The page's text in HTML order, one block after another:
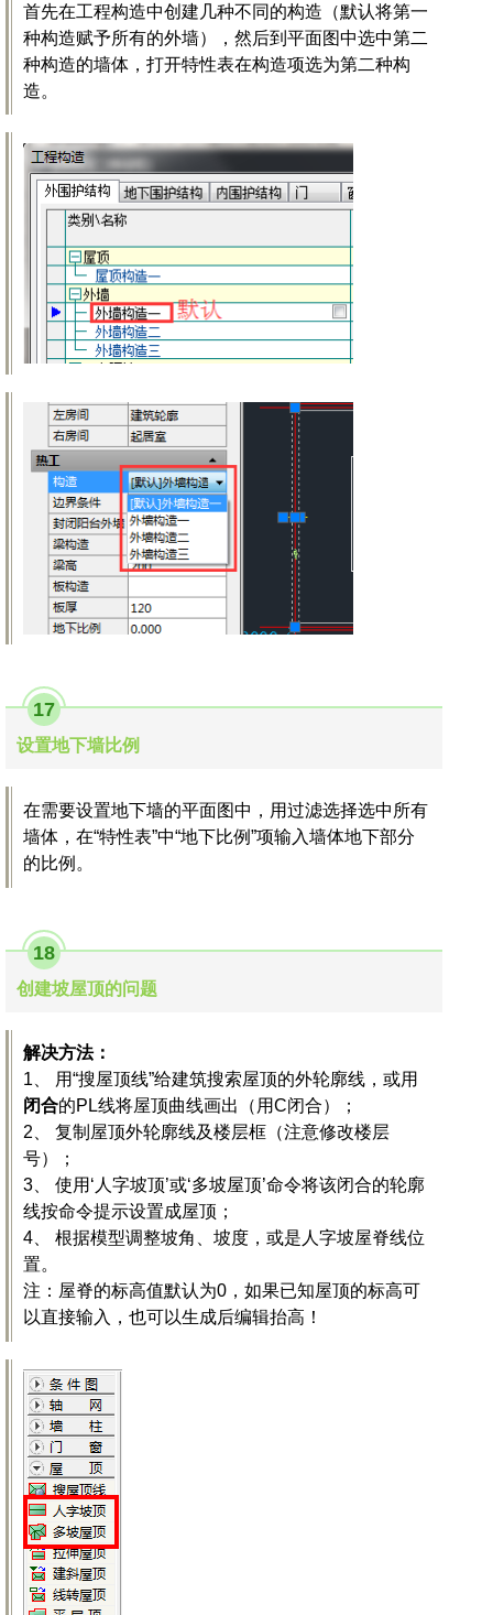
首先在工程构造中创建几种不同的构造（默认将第一
种构造赋予所有的外墙），然后到平面图中选中第二
种构造的墙体，打开特性表在构造项选为第二种构
造。
17
设置地下墙比例
在需要设置地下墙的平面图中，用过滤选择选中所有
墙体，在“特性表”中“地下比例”项输入墙体地下部分
的比例。
18
创建坡屋顶的问题
解决方法：
1、 用“搜屋顶线”给建筑搜索屋顶的外轮廓线，或用
闭合的PL线将屋顶曲线画出（用C闭合）；
2、 复制屋顶外轮廓线及楼层框（注意修改楼层
号）；
3、 使用‘人字坡顶’或‘多坡屋顶’命令将该闭合的轮廓
线按命令提示设置成屋顶；
4、 根据模型调整坡角、坡度，或是人字坡屋脊线位
置。
注：屋脊的标高值默认为0，如果已知屋顶的标高可
以直接输入，也可以生成后编辑抬高！